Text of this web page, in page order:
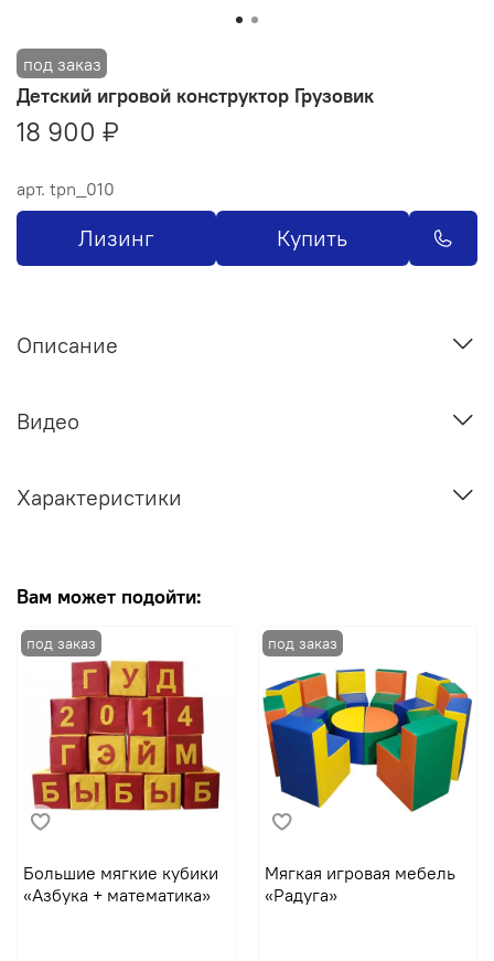
арт. tpn_010
Детский игровой конструктор Грузовик
18 900 ₽
Лизинг Купить
Описание
Видео
Характеристики
Вам может подойти:
Большие мягкие кубики
«Азбука + математика»
Мягкая игровая мебель
«Радуга»